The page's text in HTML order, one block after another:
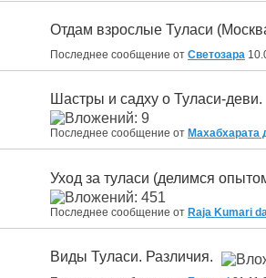
Отдам взрослые Туласи
Последнее сообщение от Светозара
Шастры и садху о Туласи-деви.
Последнее сообщение от Махабхарата
Уход за туласи (делимся
Последнее сообщение от Raja Kumari
Виды Туласи. Различия.